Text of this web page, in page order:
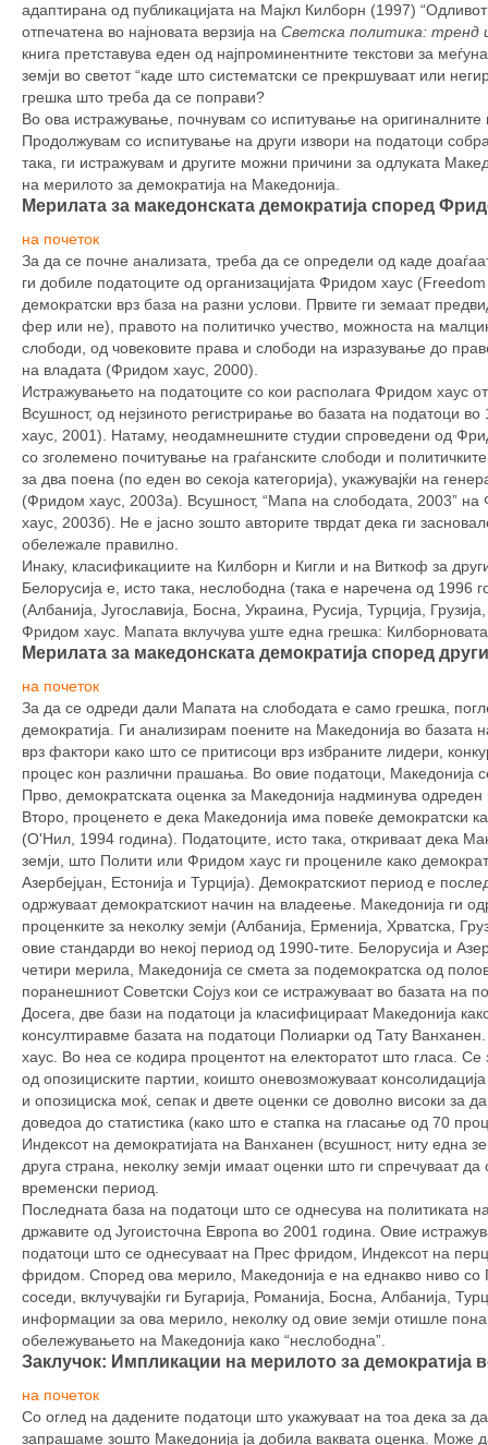
адаптирана од публикацијата на Мајкл Килборн (1997)
отпечатена во најновата верзија на Светска политика: тренд
книга претставува еден од најпроминентните текстови за
земји во светот “каде што систематски се прекршуваат или
грешка што треба да се поправи?
Во ова истражување, почнувам со испитување на
Продолжувам со испитување на други извори на податоци
така, ги истражувам и другите можни причини за одлуката
на мерилото за демократија на Македонија.
Мерилата за македонската демократија според
на почеток
За да се почне анализата, треба да се определи од каде
ги добиле податоците од организацијата Фридом хаус
демократски врз база на разни услови. Првите ги земаат
фер или не), правото на политичко учество, можноста на
слободи, од човековите права и слободи на изразување до
на владата (Фридом хаус, 2000).
Истражувањето на податоците со кои располага Фридом хаус
Всушност, од нејзиното регистрирање во базата на податоци
хаус, 2001). Натаму, неодамнешните студии спроведени од
со зголемено почитување на граѓанските слободи и
за два поена (по еден во секоја категорија), укажувајќи на
(Фридом хаус, 2003а). Всушност, “Мапа на слободата, 2003”
хаус, 2003б). Не е јасно зошто авторите тврдат дека ги
обележале правилно.
Инаку, класификациите на Килборн и Кигли и на Виткоф за
Белорусија е, исто така, неслободна (така е наречена од
(Албанија, Југославија, Босна, Украина, Русија, Турција,
Фридом хаус. Мапата вклучува уште една грешка:
Мерилата за македонската демократија според
на почеток
За да се одреди дали Мапата на слободата е само грешка,
демократија. Ги анализирам поените на Македонија во
врз фактори како што се притисоци врз избраните лидери,
процес кон различни прашања. Во овие податоци, Македонија
Прво, демократската оценка за Македонија надминува
Второ, проценето е дека Македонија има повеќе демократски
(О'Нил, 1994 година). Податоците, исто така, откриваат дека
земји, што Полити или Фридом хаус ги процениле како
Азербејџан, Естонија и Турција). Демократскиот период е
одржуваат демократскиот начин на владеење. Македонија ги
проценките за неколку земји (Албанија, Ерменија, Хрватска,
овие стандарди во некој период од 1990-тите. Белорусија и
четири мерила, Македонија се смета за подемократска од
поранешниот Советски Сојуз кои се истражуваат во базата
Досега, две бази на податоци ја класифицираат Македонија
консултиравме базата на податоци Полиарки од Тату
хаус. Во неа се кодира процентот на електоратот што гласа.
од опозициските партии, коишто оневозможуваат
и опозициска моќ, сепак и двете оценки се доволно високи за
доведоа до статистика (како што е стапка на гласање од 70
Индексот на демократијата на Ванханен (всушност, ниту една
друга страна, неколку земји имаат оценки што ги спречуваат
временски период.
Последната база на податоци што се однесува на политиката
државите од Југоисточна Европа во 2001 година. Овие
податоци што се однесуваат на Прес фридом, Индексот на
фридом. Според ова мерило, Македонија е на еднакво ниво со
соседи, вклучувајќи ги Бугарија, Романија, Босна, Албанија,
информации за ова мерило, неколку од овие земји отишле
обележувањето на Македонија како “неслободна”.
Заклучок: Импликации на мерилото за демократија
на почеток
Со оглед на дадените податоци што укажуваат на тоа дека за
запрашаме зошто Македонија ја добила ваквата оценка.